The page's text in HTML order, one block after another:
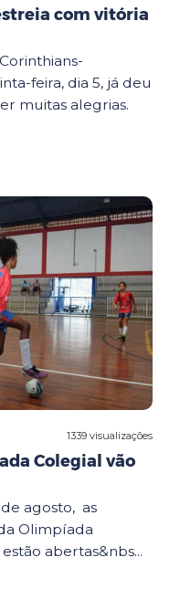
com vitória
feira, dia 5, já deu
muitas alegrias.
1339 visualizações
Colegial vão
agosto, as
Olimpíada
abertas&nbs...